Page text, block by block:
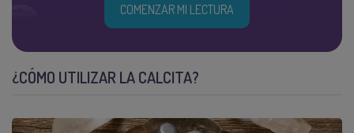
COMENZAR MI LECTURA
¿CÓMO UTILIZAR LA CALCITA?